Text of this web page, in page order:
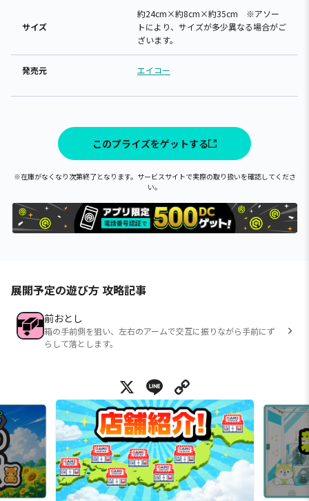
サイズ
約24cm×約8cm×約35cm ※アソー
トにより、サイズが多少異なる場合がご
ざいます。
発売元 エイコー
このプライズをゲットする
※在庫がなくなり次第終了となります。サービスサイトで実際の取り扱いを確認してくださ
い。
展開予定の遊び方 攻略記事
前おとし
箱の手前側を狙い、左右のアームで交互に振りながら手前にず
らして落とします。
X Line